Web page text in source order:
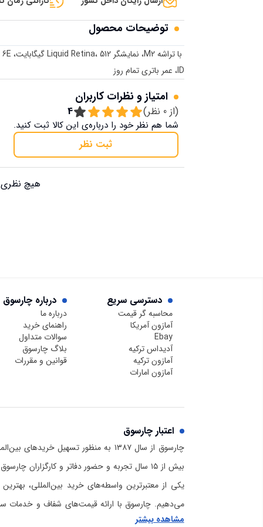
توضیحات محصول
ID، عمر باتری تمام روز
امتیاز و نظرات کاربران
(از0 نظر) 4
شما هم نظر خود را درباره‌ی این کالا ثبت کنید.
ثبت نظر
هیچ نظری
دسترسی سریع
محاسبه گر قیمت
آمازون آمریکا
Ebay
آدیداس ترکیه
آمازون ترکیه
آمازون امارات
درباره چارسوق
درباره ما
راهنمای خرید
سوالات متداول
بلاگ چارسوق
قوانین و مقررات
اعتبار چارسوق
چارسوق از سال ۱۳۸۷ به منظور تسهیل
بیش از ۱۵ سال تجربه و حضور دفاتر و کارگزاران
یکی از معتبرترین واسطه‌های خرید بین‌المللی،
می‌دهیم. چارسوق با ارائه قیمت‌های شفاف و خدمات
برای خرید از آمازون و دیگر سایت‌های خارجی است.
مشاهده بیشتر